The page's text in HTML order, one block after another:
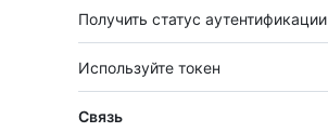
Получить статус аутентификации
Используйте токен
Связь